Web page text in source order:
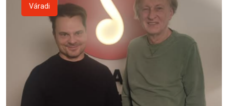
Váradi